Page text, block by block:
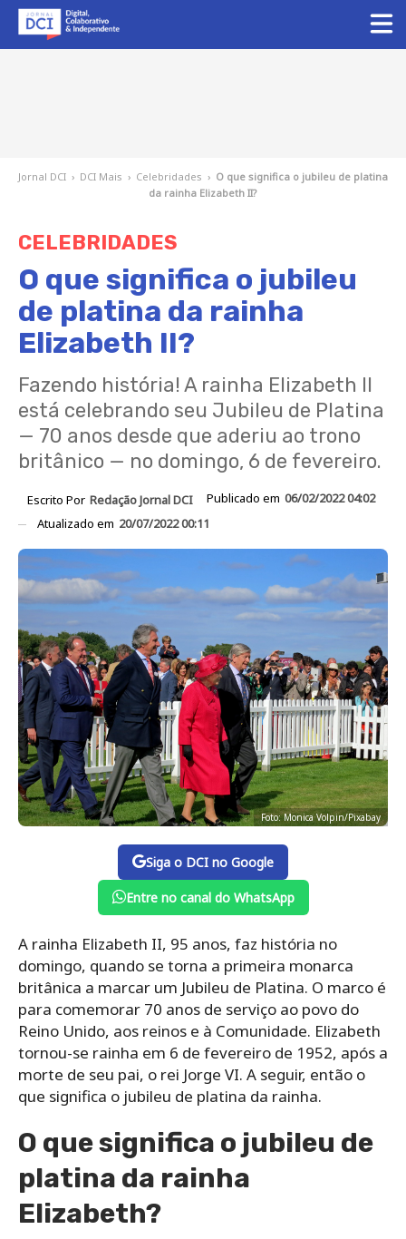
Jornal DCI › DCI Mais › Celebridades › O que significa o jubileu de platina
da rainha Elizabeth II?
CELEBRIDADES
O que significa o jubileu
de platina da rainha
Elizabeth II?
Fazendo história! A rainha Elizabeth II
está celebrando seu Jubileu de Platina
— 70 anos desde que aderiu ao trono
britânico — no domingo, 6 de fevereiro.
Escrito Por Redação Jornal DCI Publicado em 06/02/2022 04:02
Atualizado em 20/07/2022 00:11
Foto: Monica Volpin/Pixabay
Siga o DCI no Google
Entre no canal do WhatsApp
A rainha Elizabeth II, 95 anos, faz história no
domingo, quando se torna a primeira monarca
britânica a marcar um Jubileu de Platina. O marco é
para comemorar 70 anos de serviço ao povo do
Reino Unido, aos reinos e à Comunidade. Elizabeth
tornou-se rainha em 6 de fevereiro de 1952, após a
morte de seu pai, o rei Jorge VI. A seguir, então o
que significa o jubileu de platina da rainha.
O que significa o jubileu de
platina da rainha
Elizabeth?